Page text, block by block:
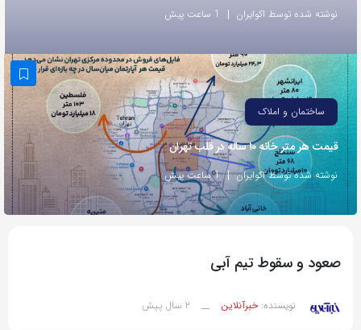
خود
اشتراک
بگذارید.
کپی
لینک
نوشته شده توسط اکوایران 1 ساعت پیش
ساختمان و املاک
قیمت هر متر خانه ۱۰ ساله در قلب تهران
نوشته شده توسط اکوایران 1 ساعت پیش
صعود و سقوط تیم آبی
نویسنده:خبرآنلاین __ 2 سال پیش